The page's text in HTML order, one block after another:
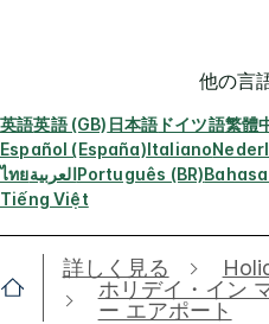
他の言
英語英語 (GB) 日本語 ドイツ語繁體
Español (España)Italiano
ไทยالعربيةPortuguês (BR)
Tiếng Việt
詳しく見る
ホリデイ・イン
ー エアポート